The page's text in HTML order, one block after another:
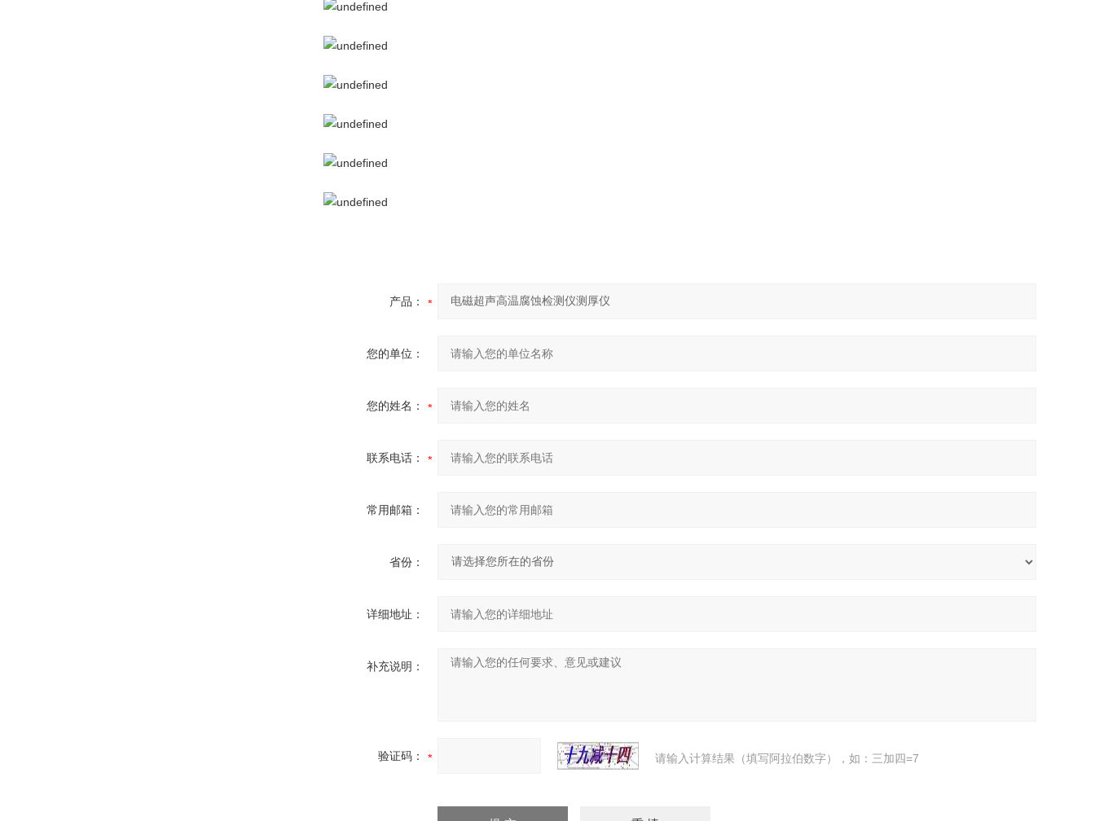
产品：
您的单位：
您的姓名：
联系电话：
常用邮箱：
省份：
详细地址：
补充说明：
验证码： 请输入计算结果（填写阿拉伯数字），如：三加四=7